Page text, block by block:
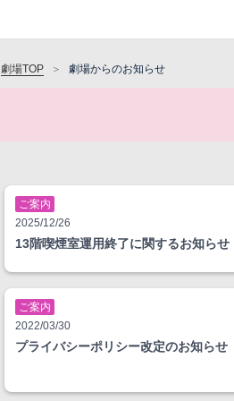
劇場TOP 劇場からのお知らせ
ご案内
2025/12/26
13階喫煙室運用終了に関するお知らせ
ご案内
2022/03/30
プライバシーポリシー改定のお知らせ